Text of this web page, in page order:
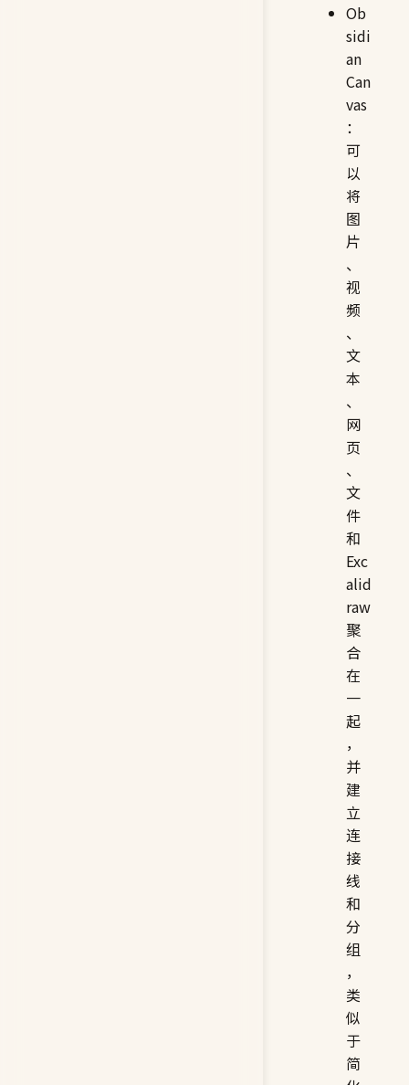
Ob
sidi
an
Can
vas
：
可
以
将
图
片
、
视
频
、
文
本
、
网
页
、
文
件
和
Exc
alid
raw
聚
合
在
一
起
，
并
建
立
连
接
线
和
分
组
，
类
似
于
简